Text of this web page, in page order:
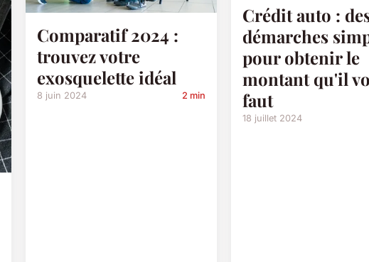
Comparatif 2024 :
trouvez votre
exosquelette idéal
8 juin 2024 2 min
Crédit auto :
démarches
pour obtenir le
montant qu'il
faut
18 juillet 2024